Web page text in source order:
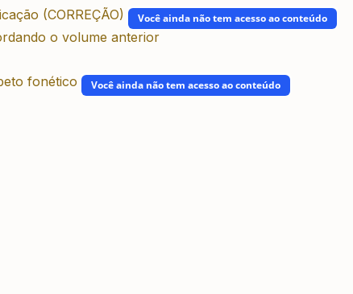
(CORREÇÃO) Você ainda não tem acesso ao conteúdo
o volume anterior
fonético Você ainda não tem acesso ao conteúdo